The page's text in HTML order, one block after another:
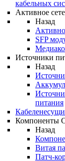
кабельных
Активное
Назад
SFP
Источники
Назад
питания
Компоненты
Назад
Витая
Патч-